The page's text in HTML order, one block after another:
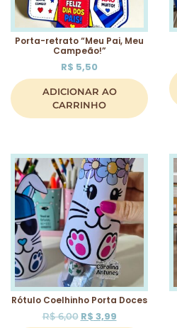
Porta-retrato “Meu Pai, Meu
Campeão!”
R$ 5,50
ADICIONAR AO
CARRINHO
Rótulo Coelhinho Porta Doces
R$6,00 R$ 3,99